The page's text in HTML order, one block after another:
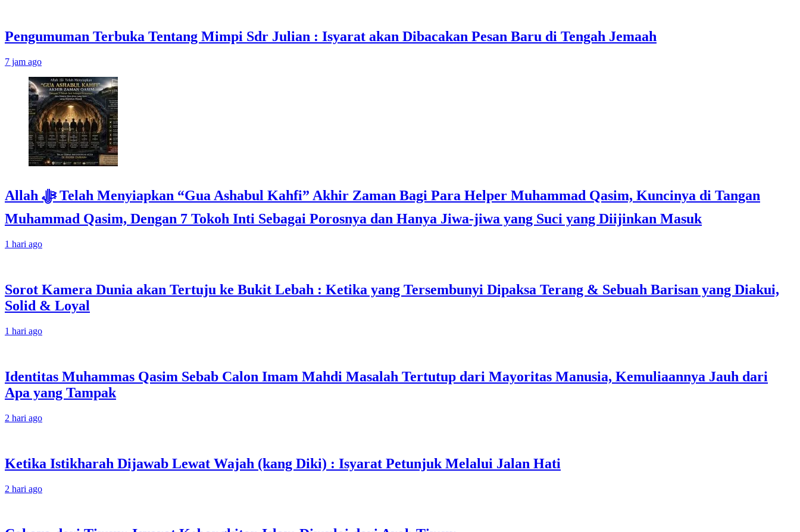
Pengumuman Terbuka Tentang Mimpi Sdr Julian : Isyarat akan Dibacakan Pesan Baru di Tengah Jemaah
7 jam ago
Allah ﷻ Telah Menyiapkan “Gua Ashabul Kahfi” Akhir Zaman Bagi Para Helper Muhammad Qasim, Kuncinya di Tangan
Muhammad Qasim, Dengan 7 Tokoh Inti Sebagai Porosnya dan Hanya Jiwa-jiwa yang Suci yang Diijinkan Masuk
1 hari ago
Sorot Kamera Dunia akan Tertuju ke Bukit Lebah : Ketika yang Tersembunyi Dipaksa Terang & Sebuah Barisan yang Diakui,
Solid & Loyal
1 hari ago
Identitas Muhammas Qasim Sebab Calon Imam Mahdi Masalah Tertutup dari Mayoritas Manusia, Kemuliaannya Jauh dari
Apa yang Tampak
2 hari ago
Ketika Istikharah Dijawab Lewat Wajah (kang Diki) : Isyarat Petunjuk Melalui Jalan Hati
2 hari ago